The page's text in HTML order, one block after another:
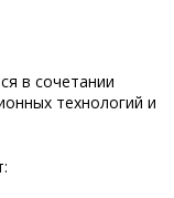
в сочетании
технологий и